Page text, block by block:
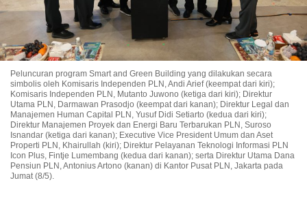
Peluncuran program Smart and Green Building yang dilakukan secara
simbolis oleh Komisaris Independen PLN, Andi Arief (keempat dari kiri);
Komisaris Independen PLN, Mutanto Juwono (ketiga dari kiri); Direktur
Utama PLN, Darmawan Prasodjo (keempat dari kanan); Direktur Legal dan
Manajemen Human Capital PLN, Yusuf Didi Setiarto (kedua dari kiri);
Direktur Manajemen Proyek dan Energi Baru Terbarukan PLN, Suroso
Isnandar (ketiga dari kanan); Executive Vice President Umum dan Aset
Properti PLN, Khairullah (kiri); Direktur Pelayanan Teknologi Informasi PLN
Icon Plus, Fintje Lumembang (kedua dari kanan); serta Direktur Utama Dana
Pensiun PLN, Antonius Artono (kanan) di Kantor Pusat PLN, Jakarta pada
Jumat (8/5).